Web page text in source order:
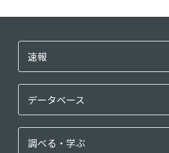
速報
データベース
調べる・学ぶ